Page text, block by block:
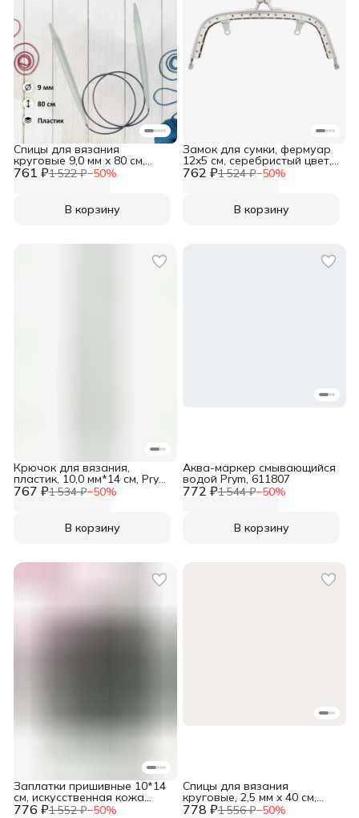
761 ₽1 522 ₽−50%
Спицы для вязания
круговые 9,0 мм x 80 см,
Prym, 211180
В корзину
762 ₽1 524 ₽−50%
Замок для сумки, фермуар
12x5 см, серебристый цвет,
Prym, 615158
В корзину
767 ₽1 534 ₽−50%
Крючок для вязания,
пластик, 10,0 мм*14 см, Prym,
218503
В корзину
772 ₽1 544 ₽−50%
Аква-маркер смывающийся
водой Prym, 611807
В корзину
776 ₽1 552 ₽−50%
Заплатки пришивные 10*14
см, искусственная кожа
(замша), серый, 2 шт, Prym, 778 ₽1 556 ₽−50%
Спицы для вязания
круговые, 2,5 мм x 40 см,
Prym, 212110